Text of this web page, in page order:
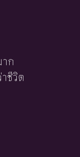
ก
ชีวิต